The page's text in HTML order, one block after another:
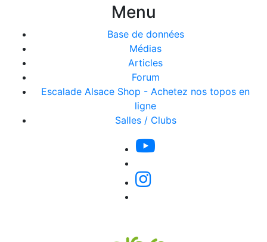
Menu
Base de données
Médias
Articles
Forum
Escalade Alsace Shop - Achetez nos topos en
ligne
Salles / Clubs